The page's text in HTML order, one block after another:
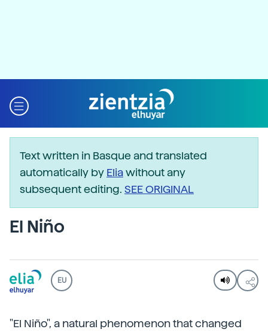
Text written in Basque and translated
automatically by Eliawithout any
subsequent editing. SEE ORIGINAL
El Niño
EU
"El Niño", a natural phenomenon that changed